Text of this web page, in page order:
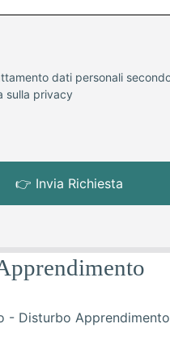
dati personali
sulla privacy